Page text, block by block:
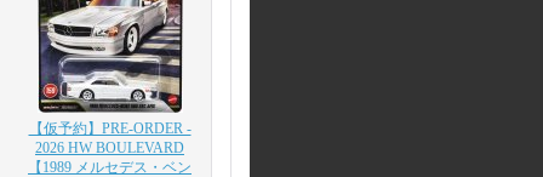
【仮予約】PRE-ORDER -
2026 HW BOULEVARD
【1989 メルセデス・ベン